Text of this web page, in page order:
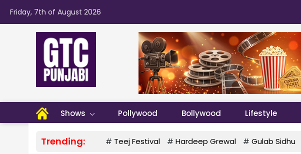
Friday, 7th of August 2026
Shows Pollywood Bollywood Lifestyle
Trending: # Teej Festival # Hardeep Grewal # Gulab Sidhu